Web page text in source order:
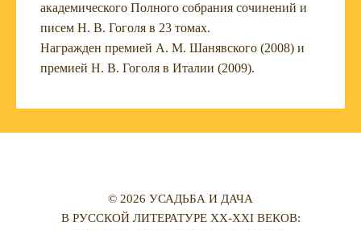
академического Полного собрания сочинений и
писем Н. В. Гоголя в 23 томах.
Награжден премией А. М. Шанявского (2008) и
премией Н. В. Гоголя в Италии (2009).
© 2026 УСАДЬБА И ДАЧА
В РУССКОЙ ЛИТЕРАТУРЕ XX-XXI ВЕКОВ: